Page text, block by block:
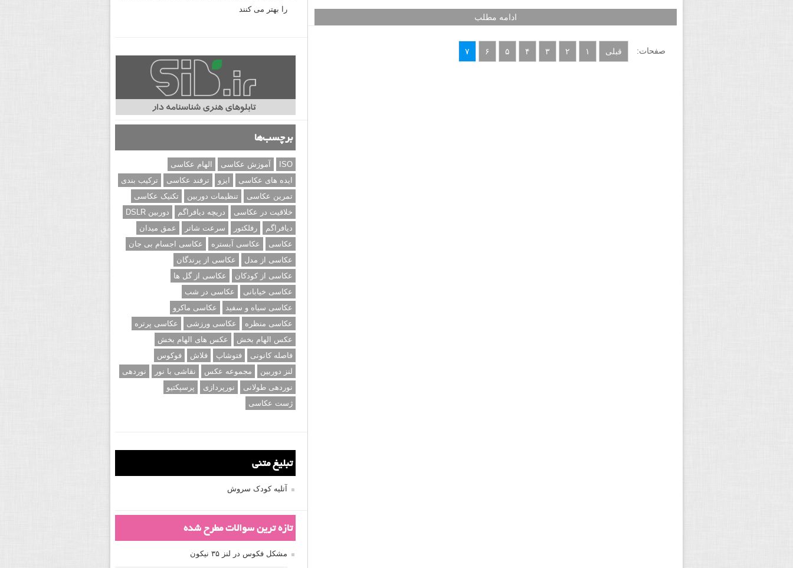
ادامه مطلب
صفحات: قبلی ۱ ۲ ۳ ۴ ۵ ۶ ۷
را بهتر می کنند
برچسب‌ها
ISO آموزش عکاسی
الهام عکاسی
ایده های عکاسی
ایزو ترفند عکاسی
ترکیب بندی
تمرین عکاسی
تنظیمات دوربین
تکنیک عکاسی
خلاقیت در عکاسی
دریچه دیافراگم
دوربین DSLR
دیافراگم
رفلکتور سرعت شاتر
عمق میدان
عکاسی
عکاسی آبستره
عکاسی اجسام بی جان
عکاسی از مدل
عکاسی از پرندگان
عکاسی از کودکان
عکاسی از گل ها
عکاسی خیابانی
عکاسی در شب
عکاسی سیاه و سفید
عکاسی ماکرو
عکاسی منظره
عکاسی ورزشی
عکاسی پرتره
عکس الهام بخش
عکس های الهام بخش
فاصله کانونی
فتوشاپ فلاش
فوکوس
لنز دوربین
مجموعه عکس نقاشی با نور
نوردهی
نوردهی طولانی
نورپردازی
پرسپکتیو
ژست عکاسی
تبلیغ متنی
آتلیه کودک سروش
تازه ترین سوالات مطرح شده
مشکل فکوس در لنز ۳۵ نیکون